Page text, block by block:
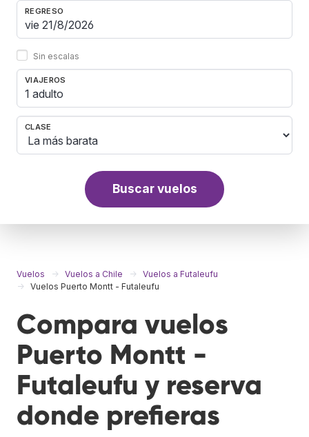
REGRESO
Sin escalas
VIAJEROS
1 adulto
CLASE
Buscar vuelos
Vuelos Vuelos a Chile
Vuelos a Futaleufu
Vuelos Puerto Montt - Futaleufu
Compara vuelos
Puerto Montt -
Futaleufu y reserva
donde prefieras